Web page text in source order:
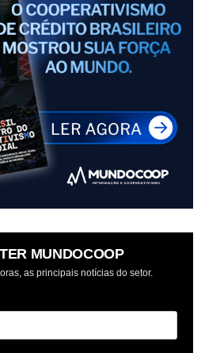
MUNDOCOOP
as principais notícias do setor.